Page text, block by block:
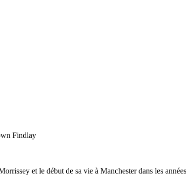
Findlay
et le début de sa vie à Manchester dans les